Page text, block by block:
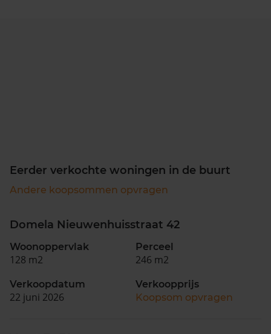
Eerder verkochte woningen in de buurt
Andere koopsommen opvragen
Domela Nieuwenhuisstraat 42
Woonoppervlak
128 m2
Perceel
246 m2
Verkoopdatum
22 juni 2026
Verkoopprijs
Koopsom opvragen